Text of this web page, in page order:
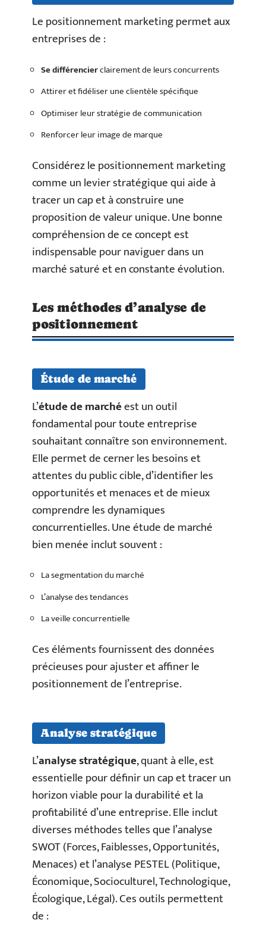
Le positionnement marketing permet aux
entreprises de :
Se différencierclairement de leurs concurrents
Attirer et fidéliser une clientèle spécifique
Optimiser leur stratégie de communication
Renforcer leur image de marque
Considérez le positionnement marketing
comme un levier stratégique qui aide à
tracer un cap et à construire une
proposition de valeur unique. Une bonne
compréhension de ce concept est
indispensable pour naviguer dans un
marché saturé et en constante évolution.
Les méthodes d’analyse de
positionnement
Étude de marché
L’étude de marchéest un outil
fondamental pour toute entreprise
souhaitant connaître son environnement.
Elle permet de cerner les besoins et
attentes du public cible, d’identifier les
opportunités et menaces et de mieux
comprendre les dynamiques
concurrentielles. Une étude de marché
bien menée inclut souvent :
La segmentation du marché
L’analyse des tendances
La veille concurrentielle
Ces éléments fournissent des données
précieuses pour ajuster et affiner le
positionnement de l’entreprise.
Analyse stratégique
L’analyse stratégique, quant à elle, est
essentielle pour définir un cap et tracer un
horizon viable pour la durabilité et la
profitabilité d’une entreprise. Elle inclut
diverses méthodes telles que l’analyse
SWOT (Forces, Faiblesses, Opportunités,
Menaces) et l’analyse PESTEL (Politique,
Économique, Socioculturel, Technologique,
Écologique, Légal). Ces outils permettent
de :